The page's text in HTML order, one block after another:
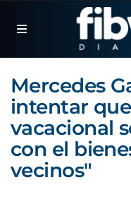
Mercedes
intentar
vacacional
con el
vecinos"